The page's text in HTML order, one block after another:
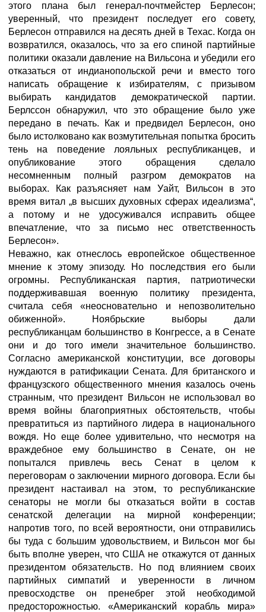
этого плана был генерал-почтмейстер Берлесон;
уверенный, что президент последует его совету,
Берлесон отправился на десять дней в Техас. Когда он
возвратился, оказалось, что за его спиной партийные
политики оказали давление на Вильсона и убедили его
отказаться от индианопольской речи и вместо того
написать обращение к избирателям, с призывом
выбирать кандидатов демократической партии.
Берлссон обнаружил, что это обращение было уже
передано в печать. Как и предвидел Берлесон, оно
было истолковано как возмутительная попытка бросить
тень на поведение лояльных республиканцев, и
опубликование этого обращения сделало
несомненным полный разгром демократов на
выборах. Как разъясняет нам Уайт, Вильсон в это
время витал „в высших духовных сферах идеализма“,
а потому и не удосуживался исправить общее
впечатление, что за письмо нес ответственность
Берлесон».
Неважно, как отнеслось европейское общественное
мнение к этому эпизоду. Но последствия его были
огромны. Республиканская партия, патриотически
поддерживавшая военную политику президента,
считала себя «неосновательно и непозволительно
обиженной». Ноябрьские выборы дали
республиканцам большинство в Конгрессе, а в Сенате
они и до того имели значительное большинство.
Согласно американской конституции, все договоры
нуждаются в ратификации Сената. Для британского и
французского общественного мнения казалось очень
странным, что президент Вильсон не использовал во
время войны благоприятных обстоятельств, чтобы
превратиться из партийного лидера в национального
вождя. Но еще более удивительно, что несмотря на
враждебное ему большинство в Сенате, он не
попытался привлечь весь Сенат в целом к
переговорам о заключении мирного договора. Если бы
президент настаивал на этом, то республиканские
сенаторы не могли бы отказаться войти в состав
сенатской делегации на мирной конференции;
напротив того, по всей вероятности, они отправились
бы туда с большим удовольствием, и Вильсон мог бы
быть вполне уверен, что США не откажутся от данных
президентом обязательств. Но под влиянием своих
партийных симпатий и уверенности в личном
превосходстве он пренебрег этой необходимой
предосторожностью. «Американский корабль мира»